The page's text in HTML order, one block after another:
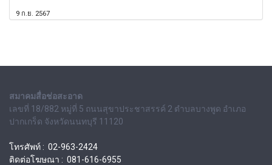
9 ก.ย. 2567
สมาคมสื่อช่อสะอาด
เลขที่ 18/882 หมู่ที่ 5 ถนนสุขาประชาสรรค์ 2 ตำบลบางพูด อำเภอ
ปากเกร็ด จังหวัดนนทบุรี 11120
โทรศัพท์ : 02-963-2424
ติดต่อโฆษณา : 081-616-6955